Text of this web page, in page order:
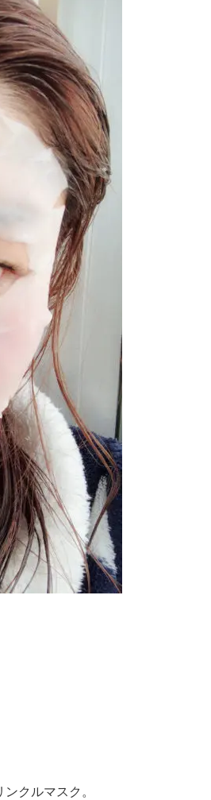
クルマスク。